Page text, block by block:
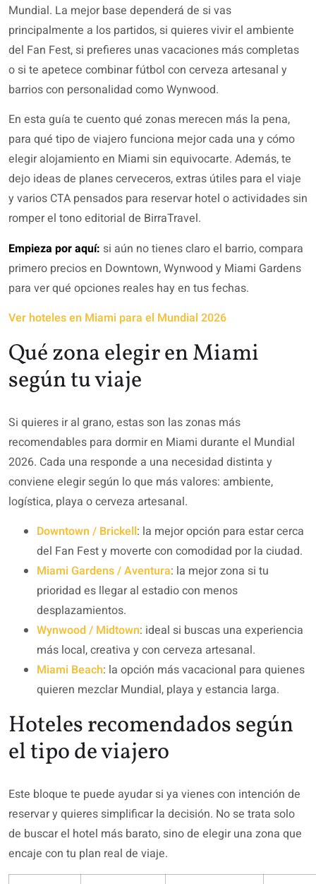
Mundial. La mejor base dependerá de si vas
principalmente a los partidos, si quieres vivir el ambiente
del Fan Fest, si prefieres unas vacaciones más completas
o si te apetece combinar fútbol con cerveza artesanal y
barrios con personalidad como Wynwood.
En esta guía te cuento qué zonas merecen más la pena,
para qué tipo de viajero funciona mejor cada una y cómo
elegir alojamiento en Miami sin equivocarte. Además, te
dejo ideas de planes cerveceros, extras útiles para el viaje
y varios CTA pensados para reservar hotel o actividades sin
romper el tono editorial de BirraTravel.
Empieza por aquí: si aún no tienes claro el barrio, compara
primero precios en Downtown, Wynwood y Miami Gardens
para ver qué opciones reales hay en tus fechas.
Ver hoteles en Miami para el Mundial 2026
Qué zona elegir en Miami
según tu viaje
Si quieres ir al grano, estas son las zonas más
recomendables para dormir en Miami durante el Mundial
2026. Cada una responde a una necesidad distinta y
conviene elegir según lo que más valores: ambiente,
logística, playa o cerveza artesanal.
Downtown / Brickell: la mejor opción para estar cerca
del Fan Fest y moverte con comodidad por la ciudad.
Miami Gardens / Aventura: la mejor zona si tu
prioridad es llegar al estadio con menos
desplazamientos.
Wynwood / Midtown: ideal si buscas una experiencia
más local, creativa y con cerveza artesanal.
Miami Beach: la opción más vacacional para quienes
quieren mezclar Mundial, playa y estancia larga.
Hoteles recomendados según
el tipo de viajero
Este bloque te puede ayudar si ya vienes con intención de
reservar y quieres simplificar la decisión. No se trata solo
de buscar el hotel más barato, sino de elegir una zona que
encaje con tu plan real de viaje.